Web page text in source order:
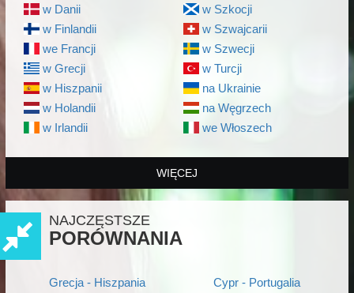
w Danii
w Finlandii
we Francji
w Grecji
w Hiszpanii
w Holandii
w Irlandii
w Szkocji
w Szwajcarii
w Szwecji
w Turcji
na Ukrainie
na Węgrzech
we Włoszech
WIĘCEJ
NAJCZĘSTSZE
PORÓWNANIA
Grecja - Hiszpania
Cypr - Portugalia